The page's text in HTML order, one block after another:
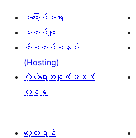
အကြောင်းအရာ
သတင်းများ
ဟို့စတင်းစနစ်
(Hosting)
ကိုယ်ရေးအချက်အလက်
လုံခြုံမှု
လေ့လာရန်